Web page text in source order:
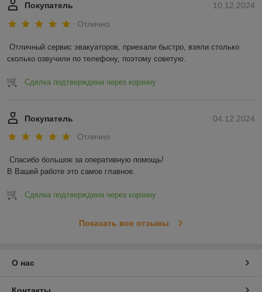
10.12.2024
Покупатель
Отлично
Отличный сервис эвакуаторов, приехали быстро, взяли столько
сколько озвучили по телефону, поэтому советую.
Сделка подтверждена через корзину
04.12.2024
Покупатель
Отлично
Спасибо большое за оперативную помощь!
В Вашей работе это самое главное.
Сделка подтверждена через корзину
Показать все отзывы
О нас